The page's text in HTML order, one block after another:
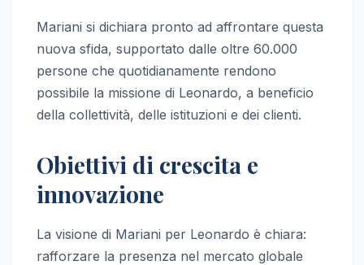
Mariani si dichiara pronto ad affrontare questa
nuova sfida, supportato dalle oltre 60.000
persone che quotidianamente rendono
possibile la missione di Leonardo, a beneficio
della collettività, delle istituzioni e dei clienti.
Obiettivi di crescita e
innovazione
La visione di Mariani per Leonardo è chiara:
rafforzare la presenza nel mercato globale